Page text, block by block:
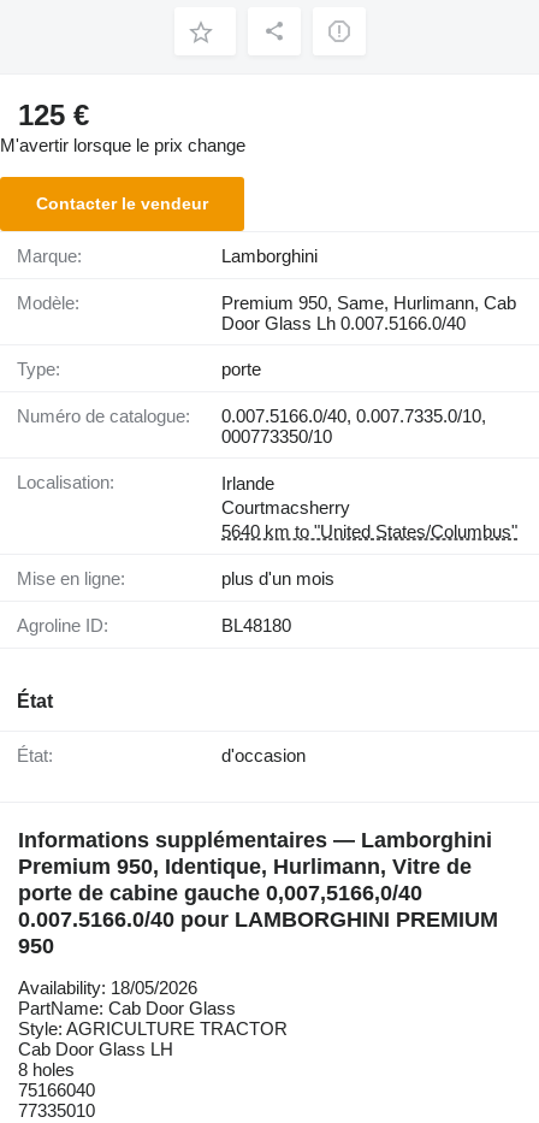
125 €
M'avertir lorsque le prix change
Contacter le vendeur
Marque: Lamborghini
Modèle:
Premium 950, Same, Hurlimann, Cab
Door Glass Lh 0.007.5166.0/40
Type: porte
Numéro de catalogue:
0.007.5166.0/40, 0.007.7335.0/10,
000773350/10
Localisation:
Irlande
Courtmacsherry
5640 km to "United States/Columbus"
Mise en ligne: plus d'un mois
Agroline ID: BL48180
État
État: d'occasion
Informations supplémentaires — Lamborghini
Premium 950, Identique, Hurlimann, Vitre de
porte de cabine gauche 0,007,5166,0/40
0.007.5166.0/40 pour LAMBORGHINI PREMIUM
950
Availability: 18/05/2026
PartName: Cab Door Glass
Style: AGRICULTURE TRACTOR
Cab Door Glass LH
8 holes
75166040
77335010